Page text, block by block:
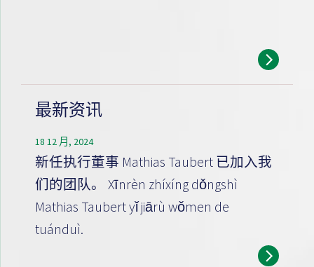
最新资讯
18 12 月, 2024
新任执行董事 Mathias Taubert 已加入我
们的团队。 Xīnrèn zhíxíng dǒngshì
Mathias Taubert yǐ jiārù wǒmen de
tuánduì.